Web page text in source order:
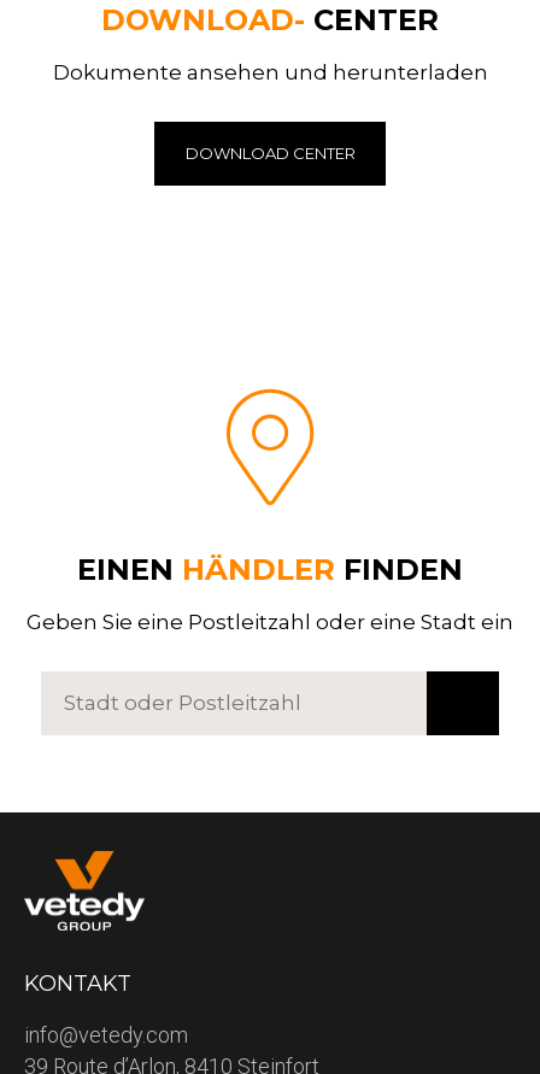
DOWNLOAD- CENTER
Dokumente ansehen und herunterladen
DOWNLOAD CENTER
EINEN HÄNDLER FINDEN
Geben Sie eine Postleitzahl oder eine Stadt ein
KONTAKT
info@vetedy.com
39 Route d’Arlon, 8410 Steinfort